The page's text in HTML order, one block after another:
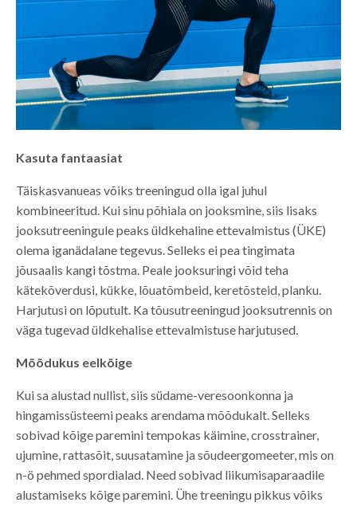
Kasuta fantaasiat
Täiskasvanueas võiks treeningud olla igal juhul
kombineeritud. Kui sinu põhiala on jooksmine, siis lisaks
jooksutreeningule peaks üldkehaline ettevalmistus (ÜKE)
olema iganädalane tegevus. Selleks ei pea tingimata
jõusaalis kangi tõstma. Peale jooksuringi võid teha
kätekõverdusi, kükke, lõuatõmbeid, keretõsteid, planku.
Harjutusi on lõputult. Ka tõusutreeningud jooksutrennis on
väga tugevad üldkehalise ettevalmistuse harjutused.
Mõõdukus eelkõige
Kui sa alustad nullist, siis südame-veresoonkonna ja
hingamissüsteemi peaks arendama mõõdukalt. Selleks
sobivad kõige paremini tempokas käimine, crosstrainer,
ujumine, rattasõit, suusatamine ja sõudeergomeeter, mis on
n-ö pehmed spordialad. Need sobivad liikumisaparaadile
alustamiseks kõige paremini. Ühe treeningu pikkus võiks